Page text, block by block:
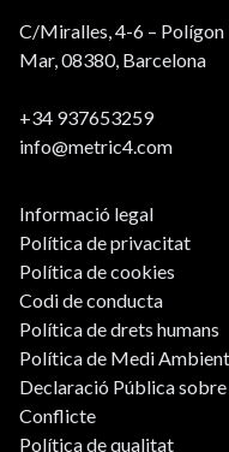
C/Miralles, 4-6 –
Mar, 08380, Barcelona
+34 937653259
info@metric4.com
Informació legal
Política de privacitat
Política de cookies
Codi de conducta
Política de drets humans
Política de Medi
Declaració Pública
Conflicte
Política de qualitat